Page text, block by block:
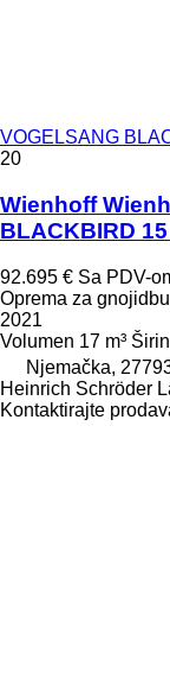
VOGELSANG
20
Wienhoff
BLACKBIRD 15
92.695 € Sa PDV-
Oprema za
2021
Volumen 17 m³
Njemačka,
Heinrich Schröder
Kontaktirajte